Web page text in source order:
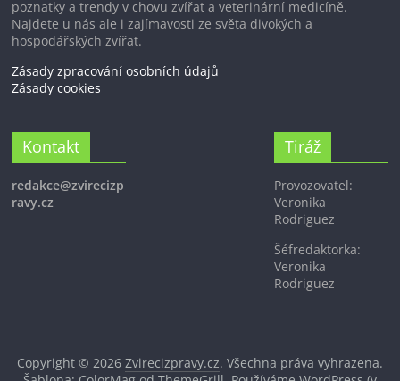
poznatky a trendy v chovu zvířat a veterinární medicíně.
Najdete u nás ale i zajímavosti ze světa divokých a
hospodářských zvířat.
Zásady zpracování osobních údajů
Zásady cookies
Kontakt
redakce@zvirecizp
ravy.cz
Tiráž
Provozovatel:
Veronika
Rodriguez
Šéfredaktorka:
Veronika
Rodriguez
Copyright © 2026 Zvirecizpravy.cz. Všechna práva vyhrazena.